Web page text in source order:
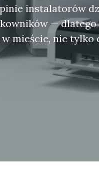
instalatorów
—
mieście, nie